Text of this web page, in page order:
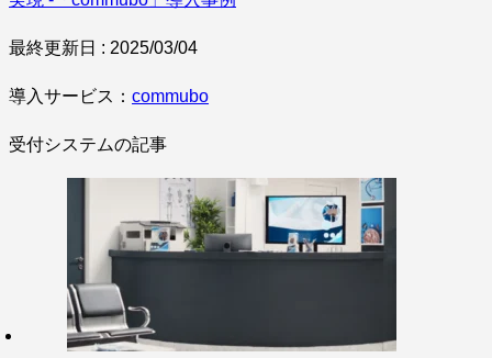
最終更新日 : 2025/03/04
導入サービス： commubo
受付システムの記事